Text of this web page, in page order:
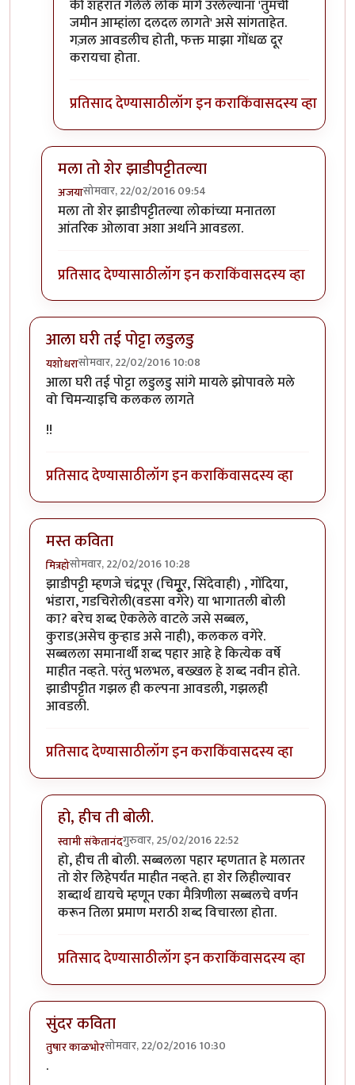
की शहरात गेलेले लोक मागे उरलेल्यांना 'तुमची
जमीन आम्हांला दलदल लागते' असे सांगताहेत.
गज़ल आवडलीच होती, फक्त माझा गोंधळ दूर
करायचा होता.
प्रतिसाद देण्यासाठीलॉग इन कराकिंवासदस्य व्हा
मला तो शेर झाडीपट्टीतल्या
अजयासोमवार, 22/02/2016 09:54
In reply toकविता आवडली.byराही
मला तो शेर झाडीपट्टीतल्या लोकांच्या मनातला
आंतरिक ओलावा अशा अर्थाने आवडला.
प्रतिसाद देण्यासाठीलॉग इन कराकिंवासदस्य व्हा
आला घरी तई पोट्टा लडुलडु
यशोधरासोमवार, 22/02/2016 10:08
आला घरी तई पोट्टा लडुलडु सांगे मायले झोपावले मले
वो चिमन्याइचि कलकल लागते
!!
प्रतिसाद देण्यासाठीलॉग इन कराकिंवासदस्य व्हा
मस्त कविता
मित्रहोसोमवार, 22/02/2016 10:28
झाडीपट्टी म्हणजे चंद्रपूर (चिमुूर, सिंदेवाही) , गोंदिया,
भंडारा, गडचिरोली(वडसा वगेरे) या भागातली बोली
का? बरेच शब्द ऐकलेले वाटले जसे सब्बल,
कुराड(असेच कुऱ्हाड असे नाही), कलकल वगेरे.
सब्बलला समानार्थी शब्द पहार आहे हे कित्येक वर्षे
माहीत नव्हते. परंतु भलभल, बख्खल हे शब्द नवीन होते.
झाडीपट्टीत गझल ही कल्पना आवडली, गझलही
आवडली.
प्रतिसाद देण्यासाठीलॉग इन कराकिंवासदस्य व्हा
हो, हीच ती बोली.
स्वामी संकेतानंदगुरुवार, 25/02/2016 22:52
In reply toमस्त कविताbyमित्रहो
हो, हीच ती बोली. सब्बलला पहार म्हणतात हे मलातर
तो शेर लिहेपर्यंत माहीत नव्हते. हा शेर लिहील्यावर
शब्दार्थ द्यायचे म्हणून एका मैत्रिणीला सब्बलचे वर्णन
करून तिला प्रमाण मराठी शब्द विचारला होता.
प्रतिसाद देण्यासाठीलॉग इन कराकिंवासदस्य व्हा
सुंदर कविता
तुषार काळभोरसोमवार, 22/02/2016 10:30
.